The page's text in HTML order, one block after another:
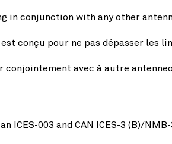
in conjunction with any other
conçu pour ne pas dépasser les
avec à autre
ICES-003 and CAN ICES-3 (B)/NMB-